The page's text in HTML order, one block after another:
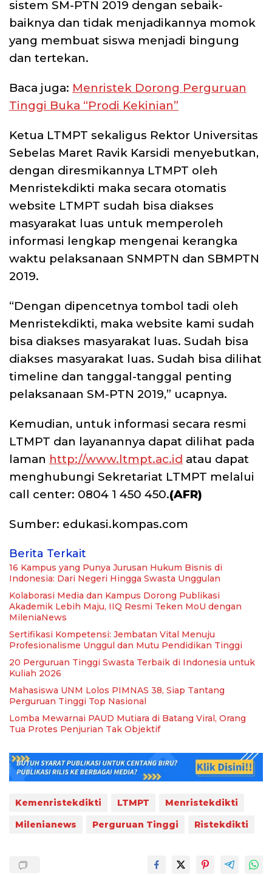
sistem SM-PTN 2019 dengan sebaik-
baiknya dan tidak menjadikannya momok
yang membuat siswa menjadi bingung
dan tertekan.
Baca juga: Menristek Dorong Perguruan
Tinggi Buka “Prodi Kekinian”
Ketua LTMPT sekaligus Rektor Universitas
Sebelas Maret Ravik Karsidi menyebutkan,
dengan diresmikannya LTMPT oleh
Menristekdikti maka secara otomatis
website LTMPT sudah bisa diakses
masyarakat luas untuk memperoleh
informasi lengkap mengenai kerangka
waktu pelaksanaan SNMPTN dan SBMPTN
2019.
“Dengan dipencetnya tombol tadi oleh
Menristekdikti, maka website kami sudah
bisa diakses masyarakat luas. Sudah bisa
diakses masyarakat luas. Sudah bisa dilihat
timeline dan tanggal-tanggal penting
pelaksanaan SM-PTN 2019,” ucapnya.
Kemudian, untuk informasi secara resmi
LTMPT dan layanannya dapat dilihat pada
laman http://www.ltmpt.ac.id atau dapat
menghubungi Sekretariat LTMPT melalui
call center: 0804 1 450 450.(AFR)
Sumber: edukasi.kompas.com
Berita Terkait
16 Kampus yang Punya Jurusan Hukum Bisnis di
Indonesia: Dari Negeri Hingga Swasta Unggulan
Kolaborasi Media dan Kampus Dorong Publikasi
Akademik Lebih Maju, IIQ Resmi Teken MoU dengan
MileniaNews
Sertifikasi Kompetensi: Jembatan Vital Menuju
Profesionalisme Unggul dan Mutu Pendidikan Tinggi
20 Perguruan Tinggi Swasta Terbaik di Indonesia untuk
Kuliah 2026
Mahasiswa UNM Lolos PIMNAS 38, Siap Tantang
Perguruan Tinggi Top Nasional
Lomba Mewarnai PAUD Mutiara di Batang Viral, Orang
Tua Protes Penjurian Tak Objektif
Kemenristekdikti LTMPT
Menristekdikti
Milenianews
Perguruan Tinggi Ristekdikti